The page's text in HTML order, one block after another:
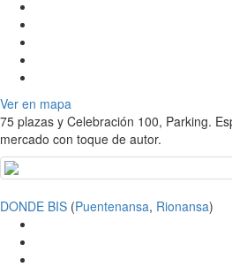
Ver en mapa
75 plazas y Celebración 100, Parking.
mercado con toque de autor.
DONDE BIS (Puentenansa, Rionansa)